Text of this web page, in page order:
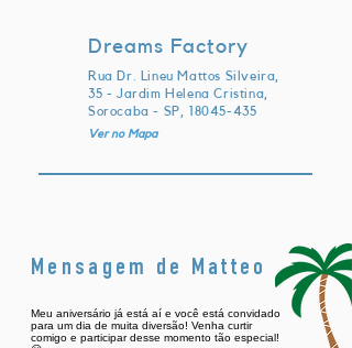
Dreams Factory
Rua Dr. Lineu Mattos Silveira,
35 - Jardim Helena Cristina,
Sorocaba - SP, 18045-435
Ver no Mapa
Mensagem de Matteo
Meu aniversário já está aí e você está convidado
para um dia de muita diversão! Venha curtir
comigo e participar desse momento tão especial!